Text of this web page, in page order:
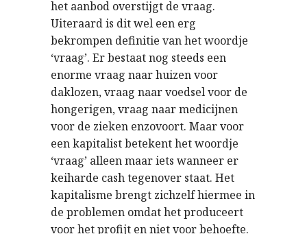
het aanbod overstijgt de vraag.
Uiteraard is dit wel een erg
bekrompen definitie van het woordje
‘vraag’. Er bestaat nog steeds een
enorme vraag naar huizen voor
daklozen, vraag naar voedsel voor de
hongerigen, vraag naar medicijnen
voor de zieken enzovoort. Maar voor
een kapitalist betekent het woordje
‘vraag’ alleen maar iets wanneer er
keiharde cash tegenover staat. Het
kapitalisme brengt zichzelf hiermee in
de problemen omdat het produceert
voor het profijt en niet voor behoefte.